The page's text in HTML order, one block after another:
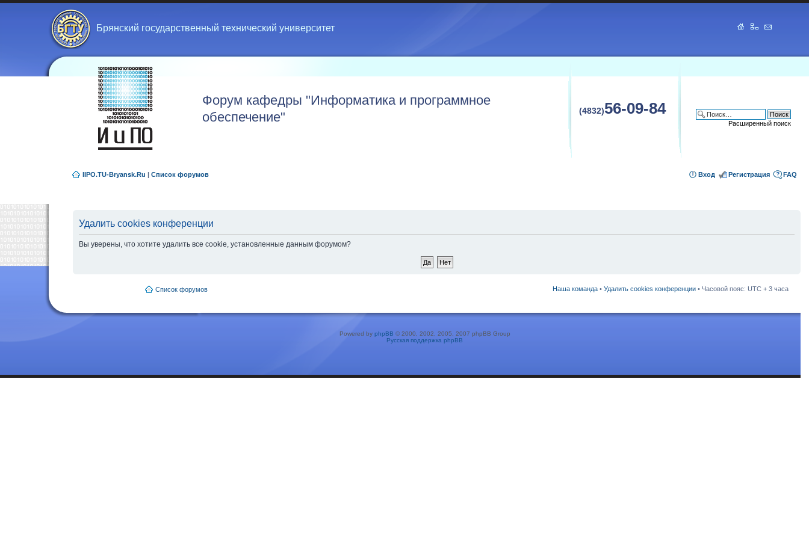
Брянский государственный технический университет
Форум кафедры "Информатика и программное
обеспечение"
(4832)56-09-84
Расширенный поиск
IIPO.TU-Bryansk.Ru | Список форумов FAQ
Регистрация
Вход
Удалить cookies конференции
Вы уверены, что хотите удалить все cookie, установленные данным форумом?
Список форумов Наша команда • Удалить cookies конференции • Часовой пояс: UTC + 3 часа
Powered by phpBB © 2000, 2002, 2005, 2007 phpBB Group
Русская поддержка phpBB